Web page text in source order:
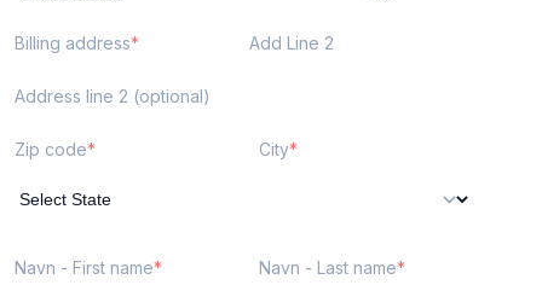
Billing address Add Line 2
Address line 2 (optional)
Zip code City
Navn - First name Navn - Last name